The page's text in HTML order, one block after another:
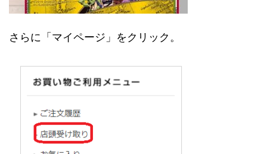
さらに「マイページ」をクリック。